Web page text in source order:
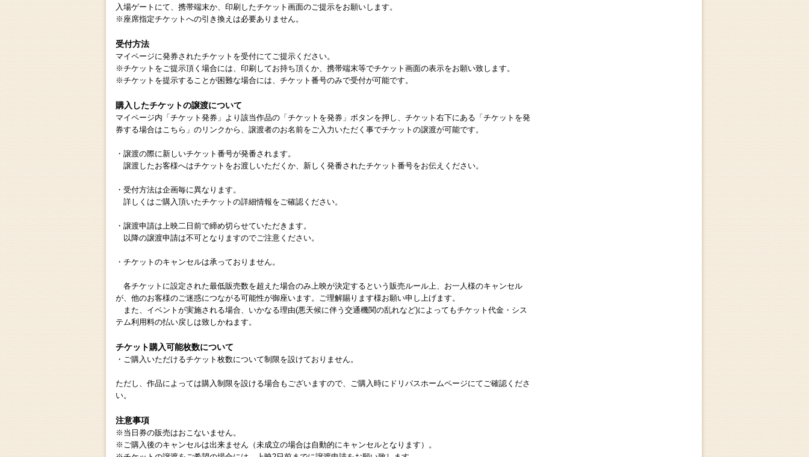
入場ゲートにて、携帯端末か、印刷したチケット画面のご提示をお願いします。
※座席指定チケットへの引き換えは必要ありません。
受付方法
マイページに発券されたチケットを受付にてご提示ください。
※チケットをご提示頂く場合には、印刷してお持ち頂くか、携帯端末等でチケット画面の表示をお願い致します。
※チケットを提示することが困難な場合には、チケット番号のみで受付が可能です。
購入したチケットの譲渡について
マイページ内「チケット発券」より該当作品の「チケットを発券」ボタンを押し、チケット右下にある「チケットを発
券する場合はこちら」のリンクから、譲渡者のお名前をご入力いただく事でチケットの譲渡が可能です。
・譲渡の際に新しいチケット番号が発番されます。
譲渡したお客様へはチケットをお渡しいただくか、新しく発番されたチケット番号をお伝えください。
・受付方法は企画毎に異なります。
詳しくはご購入頂いたチケットの詳細情報をご確認ください。
・譲渡申請は上映二日前で締め切らせていただきます。
以降の譲渡申請は不可となりますのでご注意ください。
・チケットのキャンセルは承っておりません。
各チケットに設定された最低販売数を超えた場合のみ上映が決定するという販売ルール上、お一人様のキャンセル
が、他のお客様のご迷惑につながる可能性が御座います。ご理解賜ります様お願い申し上げます。
また、イベントが実施される場合、いかなる理由(悪天候に伴う交通機関の乱れなど)によってもチケット代金・シス
テム利用料の払い戻しは致しかねます。
チケット購入可能枚数について
・ご購入いただけるチケット枚数について制限を設けておりません。
ただし、作品によっては購入制限を設ける場合もございますので、ご購入時にドリパスホームページにてご確認くださ
い。
注意事項
※当日券の販売はおこないません。
※ご購入後のキャンセルは出来ません（未成立の場合は自動的にキャンセルとなります）。